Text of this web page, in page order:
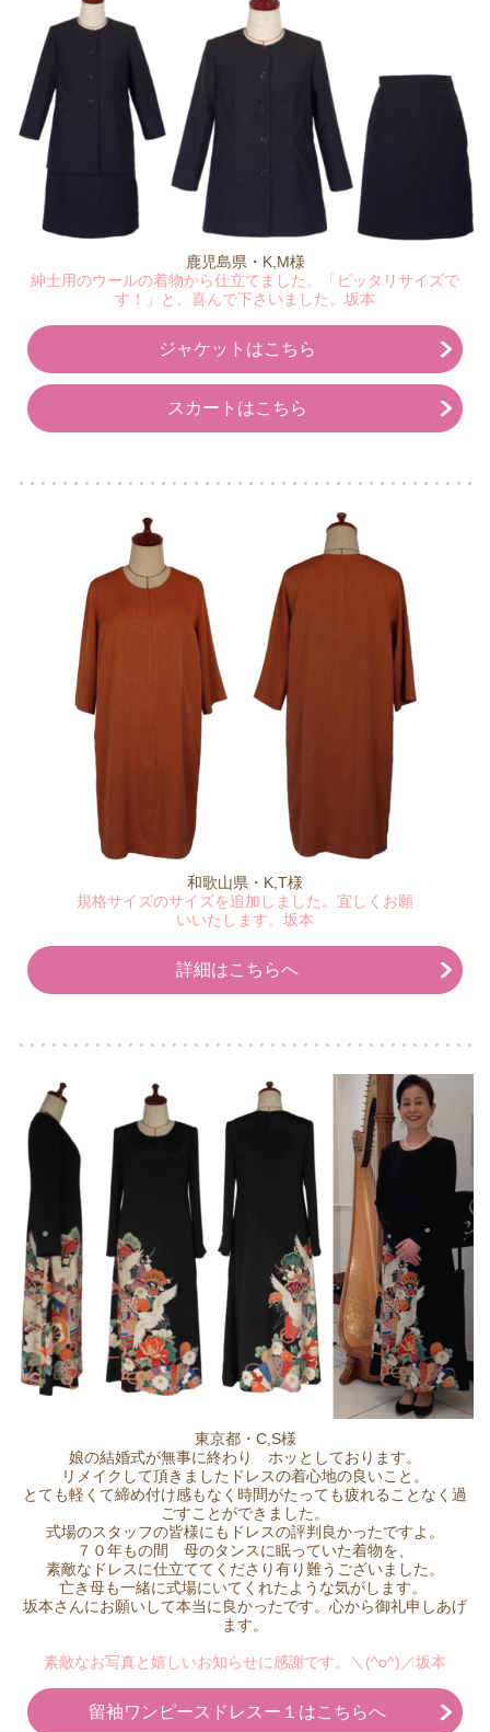
鹿児島県・K,M様
紳士用のウールの着物から仕立てました。「ピッタリサイズで
す！」と、喜んで下さいました。坂本
ジャケットはこちら
スカートはこちら
和歌山県・K,T様
規格サイズのサイズを追加しました。宜しくお願
いいたします。坂本
詳細はこちらへ
東京都・C,S様
娘の結婚式が無事に終わり ホッとしております。
リメイクして頂きましたドレスの着心地の良いこと。
とても軽くて締め付け感もなく時間がたっても疲れることなく過
ごすことができました。
式場のスタッフの皆様にもドレスの評判良かったですよ。
７０年もの間 母のタンスに眠っていた着物を、
素敵なドレスに仕立ててくださり有り難うございました。
亡き母も一緒に式場にいてくれたような気がします。
坂本さんにお願いして本当に良かったです。 心から御礼申しあげ
ます。
素敵なお写真と嬉しいお知らせに感謝です。＼(^o^)／坂本
留袖ワンピースドレスー１はこちらへ